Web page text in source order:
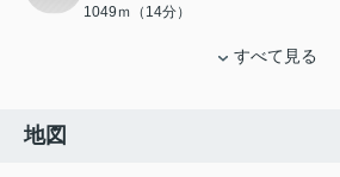
1049ｍ（14分）
すべて見る
地図